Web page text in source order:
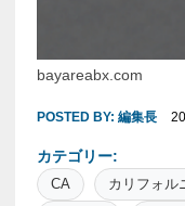
bayareabx.com
POSTED BY: 編集長
カテゴリー:
CA カリフォル